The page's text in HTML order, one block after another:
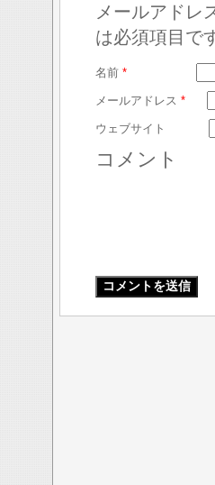
メールアドレ
は必須項目で
名前 *
メールアドレス *
ウェブサイト
コメント